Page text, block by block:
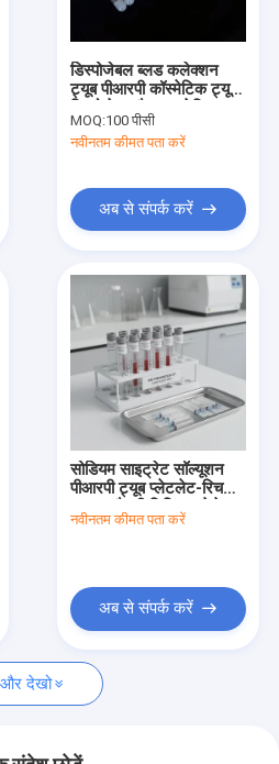
डिस्पोजेबल ब्लड कलेक्शन
ट्यूब पीआरपी कॉस्मेटिक ट्यूब
MOQ:100 पीसी
नवीनतम कीमत पता करें
अब से संपर्क करें
सोडियम साइट्रेट सॉल्यूशन
पीआरपी ट्यूब प्लेटलेट-रिच
प्लाज्मा तैयारी चिकित्सा पेशेवर
क्लिनिकल रक्त नमूना उपकरण
नवीनतम कीमत पता करें
अब से संपर्क करें
और देखो